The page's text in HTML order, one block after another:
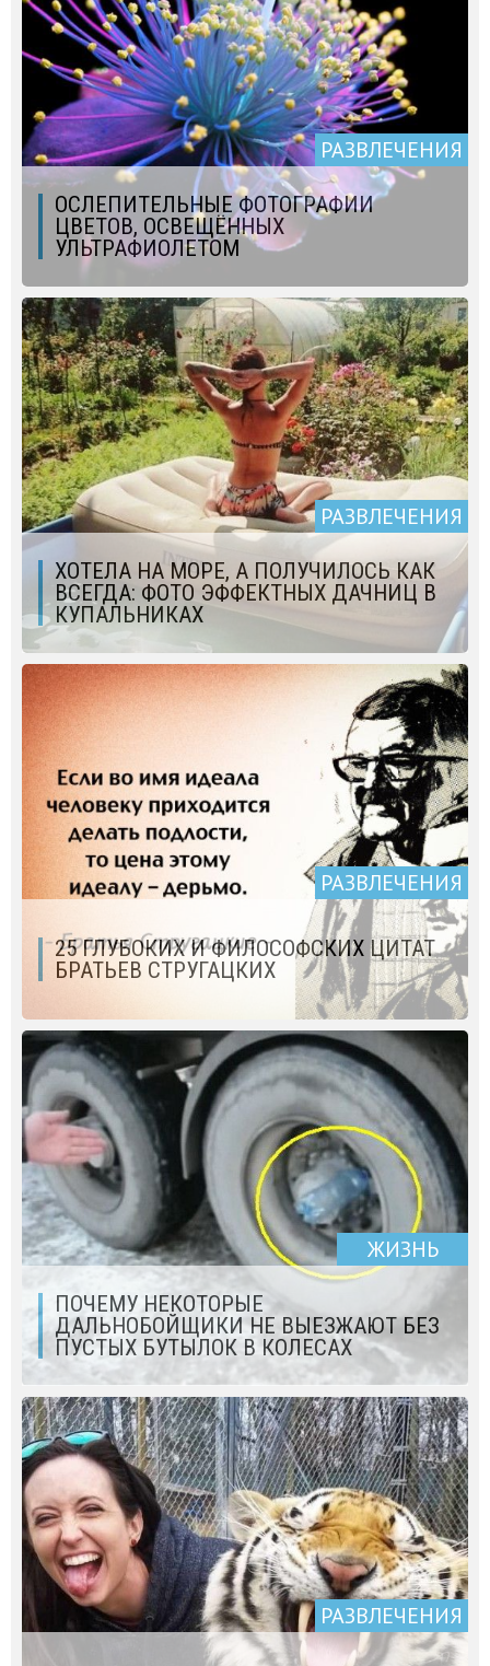
РАЗВЛЕЧЕНИЯ
ОСЛЕПИТЕЛЬНЫЕ ФОТОГРАФИИ
ЦВЕТОВ, ОСВЕЩЁННЫХ
УЛЬТРАФИОЛЕТОМ
РАЗВЛЕЧЕНИЯ
ХОТЕЛА НА МОРЕ, А ПОЛУЧИЛОСЬ КАК
ВСЕГДА: ФОТО ЭФФЕКТНЫХ ДАЧНИЦ В
КУПАЛЬНИКАХ
РАЗВЛЕЧЕНИЯ
25 ГЛУБОКИХ И ФИЛОСОФСКИХ ЦИТАТ
БРАТЬЕВ СТРУГАЦКИХ
ЖИЗНЬ
ПОЧЕМУ НЕКОТОРЫЕ
ДАЛЬНОБОЙЩИКИ НЕ ВЫЕЗЖАЮТ БЕЗ
ПУСТЫХ БУТЫЛОК В КОЛЕСАХ
РАЗВЛЕЧЕНИЯ